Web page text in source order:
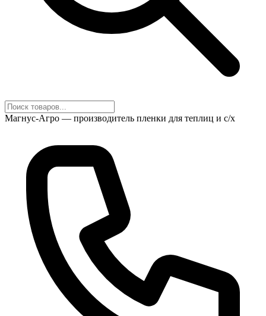
Магнус-Агро — производитель пленки для теплиц и с/х